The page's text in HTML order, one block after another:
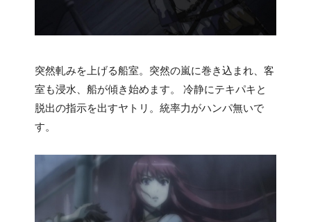
突然軋みを上げる船室。突然の嵐に巻き込まれ、客
室も浸水、船が傾き始めます。 冷静にテキパキと
脱出の指示を出すヤトリ。統率力がハンパ無いで
す。